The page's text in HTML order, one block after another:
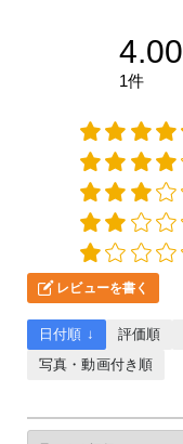
4.00
1件
レビューを書く
日付順 ↓ 評価順
写真・動画付き順